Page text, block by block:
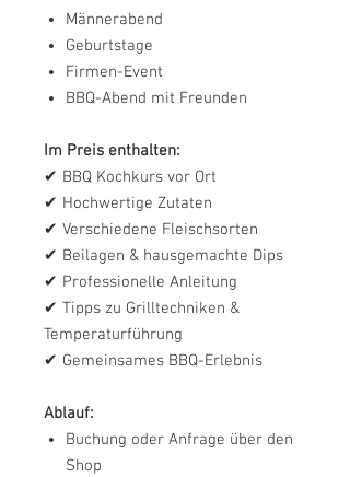
Männerabend
Geburtstage
Firmen-Event
BBQ-Abend mit Freunden
Im Preis enthalten:
✔ BBQ Kochkurs vor Ort
✔ Hochwertige Zutaten
✔ Verschiedene Fleischsorten
✔ Beilagen & hausgemachte Dips
✔ Professionelle Anleitung
✔ Tipps zu Grilltechniken &
Temperaturführung
✔ Gemeinsames BBQ-Erlebnis
Ablauf:
Buchung oder Anfrage über den
Shop